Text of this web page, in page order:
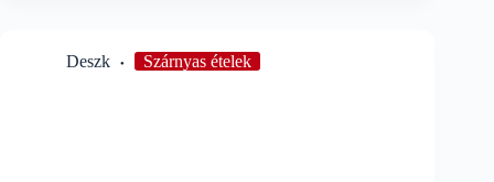
Deszk Szárnyas ételek